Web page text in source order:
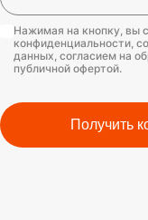
Нажимая на кнопку, вы
конфиденциальности,
данных, согласием на
публичной офертой.
Получить